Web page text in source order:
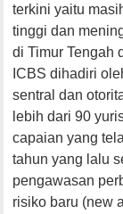
terkini yaitu
tinggi dan
di Timur Tengah
ICBS dihadiri
sentral dan
lebih dari 90
capaian yang
tahun yang lalu
pengawasan
risiko baru (new